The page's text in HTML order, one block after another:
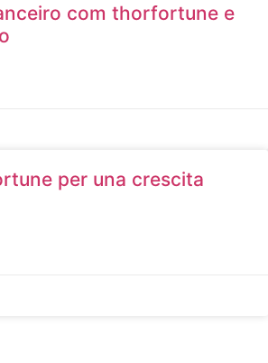
com thorfortune e
per una crescita